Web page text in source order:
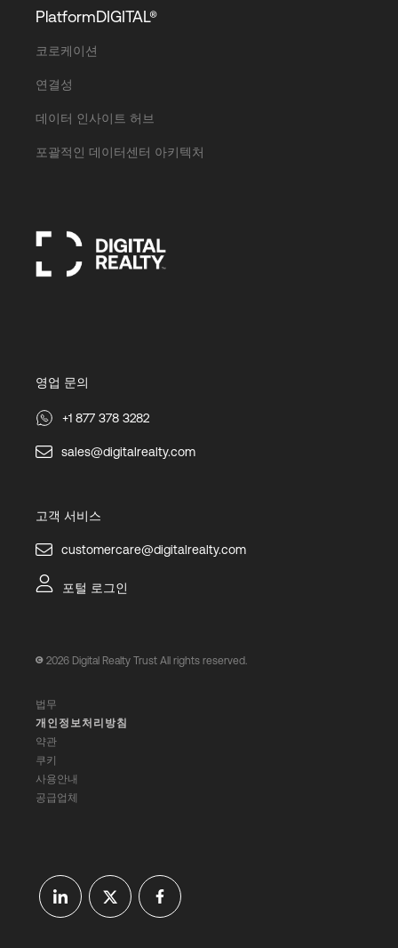
PlatformDIGITAL®
코로케이션
연결성
데이터 인사이트 허브
포괄적인 데이터센터 아키텍처
영업 문의
+1 877 378 3282
sales@digitalrealty.com
고객 서비스
customercare@digitalrealty.com
포털 로그인
2026 Digital Realty Trust All rights reserved.
법무
개인정보처리방침
약관
쿠키
사용안내
공급업체